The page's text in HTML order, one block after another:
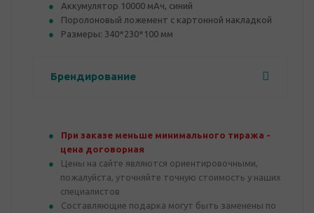
Аккумулятор 10000 мАч, синий
Поролоновый ложемент с картонной накладкой
Размеры: 340*230*100 мм
Брендирование
При заказе меньше минимального тиража -
цена договорная
Цены на сайте являются ориентировочными,
пожалуйста, уточняйте точную стоимость у наших
специалистов
Составляющие подарка могут быть заменены по